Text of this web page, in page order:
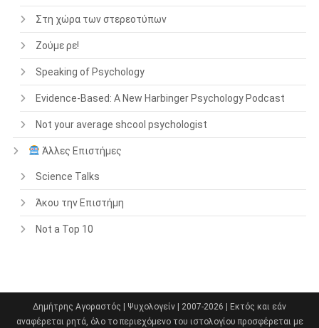
Στη χώρα των στερεοτύπων
Ζούμε ρε!
Speaking of Psychology
Evidence-Based: A New Harbinger Psychology Podcast
Not your average shcool psychologist
Άλλες Επιστήμες
Science Talks
Άκου την Επιστήμη
Not a Top 10
Δημήτρης Αγοραστός | Ψυχολογείν | 2007-2026 | Εκτός και εάν
αναφέρεται ρητά, όλο το περιεχόμενο του ιστολογίου προσφέρεται με